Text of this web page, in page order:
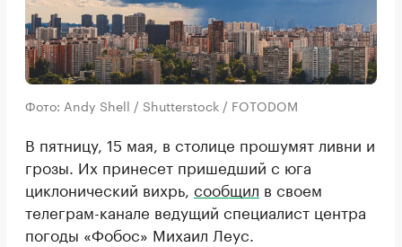
Фото: Andy Shell / Shutterstock / FOTODOM
В пятницу, 15 мая, в столице прошумят ливни и
грозы. Их принесет пришедший с юга
циклонический вихрь, сообщил в своем
телеграм-канале ведущий специалист центра
погоды «Фобос» Михаил Леус.